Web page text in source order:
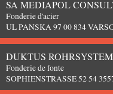
SA MEDIAPOL
Fonderie d'acier
UL PANSKA 97 00 834
DUKTUS
Fonderie de fonte
SOPHIENSTRASSE 52 54